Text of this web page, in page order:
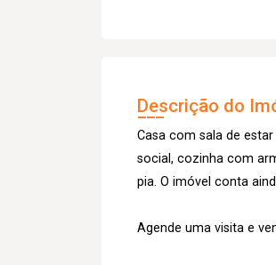
Descrição do
Casa com sala de
social, cozinha com
pia. O imóvel conta
Agende uma visita e